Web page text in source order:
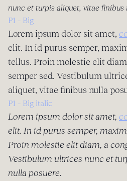
nunc et turpis aliquet, vitae finibus
P1 – Big
Lorem ipsum dolor sit amet,
elit. In id purus semper,
tellus. Proin molestie elit
semper sed. Vestibulum
aliquet, vitae finibus nulla
P1 – Big italic
Lorem ipsum dolor sit amet,
elit. In id purus semper,
Proin molestie elit diam, a
Vestibulum ultrices nunc et
nulla posuere.